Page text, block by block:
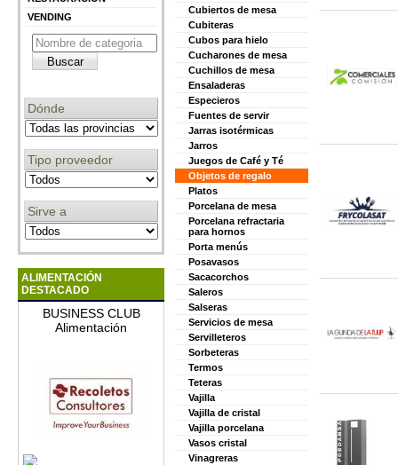
VENDING
Dónde
Tipo proveedor
Sirve a
ALIMENTACIÓN
DESTACADO
BUSINESS CLUB
Alimentación
Cubiertos de mesa
Cubiteras
Cubos para hielo
Cucharones de mesa
Cuchillos de mesa
Ensaladeras
Especieros
Fuentes de servir
Jarras isotérmicas
Jarros
Juegos de Café y Té
Objetos de regalo
Platos
Porcelana de mesa
Porcelana refractaria
para hornos
Porta menús
Posavasos
Sacacorchos
Saleros
Salseras
Servicios de mesa
Servilleteros
Sorbeteras
Termos
Teteras
Vajilla
Vajilla de cristal
Vajilla porcelana
Vasos cristal
Vinagreras